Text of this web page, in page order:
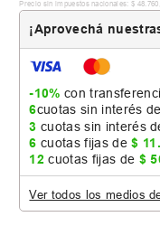
Precio sin impuestos nacionales: $ 48.760
¡Aprovechá
-10% con
6cuotas sin interés de
3 cuotas sin interés
6 cuotas fijas de$ 11 .
12 cuotas fijas de $
Ver todos los medios